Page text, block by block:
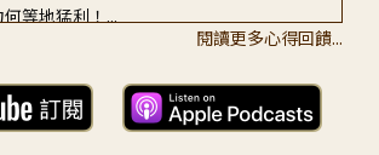
等地猛利！...
09 07:12:38
為我好擔心，祂好怕，好怕！我犯謗法罪！
閱讀更多心得回饋...